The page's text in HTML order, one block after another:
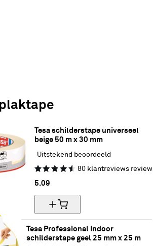
Tesa schilderstape universeel
beige 50 m x 30 mm
Uitstekend beoordeeld
80 klantreviews
5.09
Tesa Professional Indoor
schilderstape geel 25 mm x 25 m